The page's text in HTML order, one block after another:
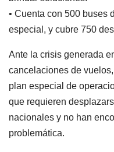
• Cuenta con 500 buses
especial, y cubre 750
Ante la crisis generada
cancelaciones de
plan especial de
que requieren
nacionales y no han
problemática.